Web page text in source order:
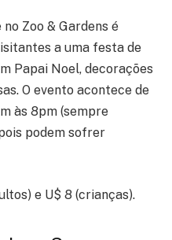
Zoo & Gardens é
a uma festa de
Papai Noel, decorações
O evento acontece de
às 8pm (sempre
podem sofrer
e U$ 8 (crianças).